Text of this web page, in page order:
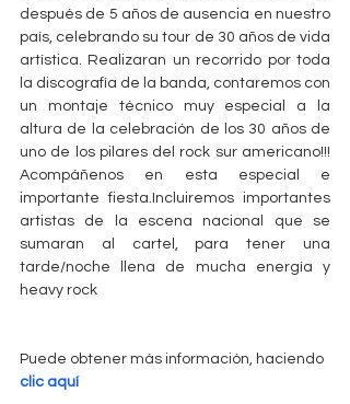
después de 5 años de ausencia en nuestro
país, celebrando su tour de 30 años de vida
artística. Realizaran un recorrido por toda
la discografía de la banda, contaremos con
un montaje técnico muy especial a la
altura de la celebración de los 30 años de
uno de los pilares del rock sur americano!!!
Acompáñenos en esta especial e
importante fiesta.Incluiremos importantes
artistas de la escena nacional que se
sumaran al cartel, para tener una
tarde/noche llena de mucha energía y
heavy rock
Puede obtener más información, haciendo
clic aquí